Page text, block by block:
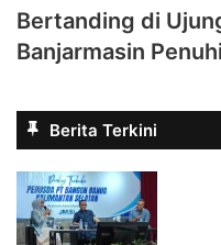
Bertanding di
Banjarmasin
Berita Terkini